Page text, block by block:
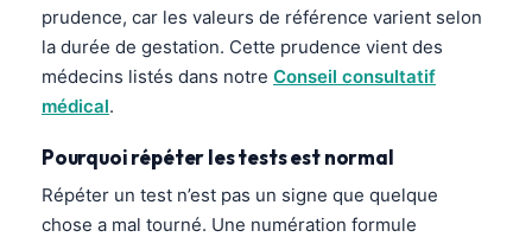
prudence, car les valeurs de référence varient selon
la durée de gestation. Cette prudence vient des
médecins listés dans notre Conseil consultatif
médical.
Pourquoi répéter les tests est normal
Répéter un test n’est pas un signe que quelque
chose a mal tourné. Une numération formule